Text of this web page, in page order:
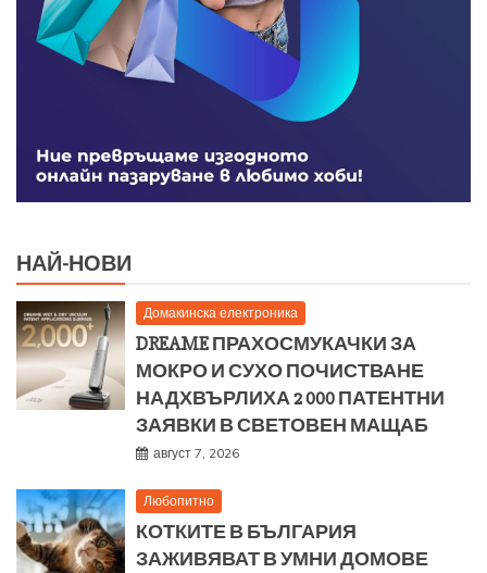
НАЙ-НОВИ
Домакинска електроника
DREAME ПРАХОСМУКАЧКИ ЗА
МОКРО И СУХО ПОЧИСТВАНЕ
НАДХВЪРЛИХА 2 000 ПАТЕНТНИ
ЗАЯВКИ В СВЕТОВЕН МАЩАБ
август 7, 2026
Любопитно
КОТКИТЕ В БЪЛГАРИЯ
ЗАЖИВЯВАТ В УМНИ ДОМОВЕ